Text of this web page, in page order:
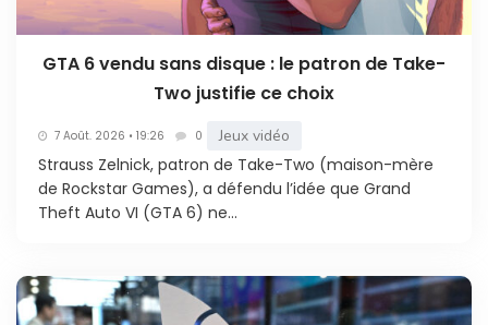
GTA 6 vendu sans disque : le patron de Take-
Two justifie ce choix
7 Août. 2026 • 19:26 0 Jeux vidéo
Strauss Zelnick, patron de Take-Two (maison-mère
de Rockstar Games), a défendu l’idée que Grand
Theft Auto VI (GTA 6) ne...